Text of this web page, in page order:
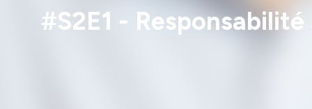
#S2E1 -